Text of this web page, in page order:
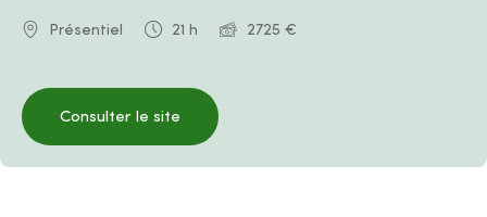
Présentiel 21 h 2725 €
Consulter le site